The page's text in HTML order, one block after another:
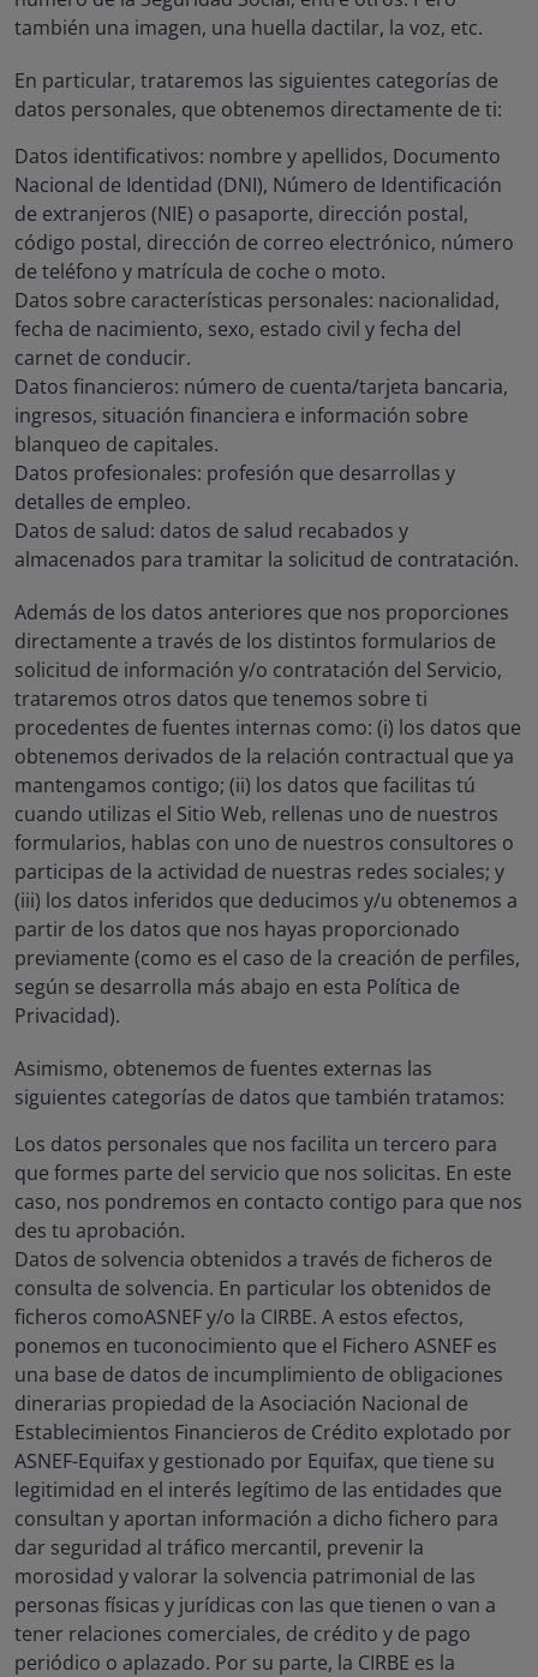
también una imagen, una huella dactilar, la voz, etc.
En particular, trataremos las siguientes categorías de
datos personales, que obtenemos directamente de ti:
Datos identificativos: nombre y apellidos, Documento
Nacional de Identidad (DNI), Número de Identificación
de extranjeros (NIE) o pasaporte, dirección postal,
código postal, dirección de correo electrónico, número
de teléfono y matrícula de coche o moto.
Datos sobre características personales: nacionalidad,
fecha de nacimiento, sexo, estado civil y fecha del
carnet de conducir.
Datos financieros: número de cuenta/tarjeta bancaria,
ingresos, situación financiera e información sobre
blanqueo de capitales.
Datos profesionales: profesión que desarrollas y
detalles de empleo.
Datos de salud: datos de salud recabados y
almacenados para tramitar la solicitud de contratación.
Además de los datos anteriores que nos proporciones
directamente a través de los distintos formularios de
solicitud de información y/o contratación del Servicio,
trataremos otros datos que tenemos sobre ti
procedentes de fuentes internas como: (i) los datos que
obtenemos derivados de la relación contractual que ya
mantengamos contigo; (ii) los datos que facilitas tú
cuando utilizas el Sitio Web, rellenas uno de nuestros
formularios, hablas con uno de nuestros consultores o
participas de la actividad de nuestras redes sociales; y
(iii) los datos inferidos que deducimos y/u obtenemos a
partir de los datos que nos hayas proporcionado
previamente (como es el caso de la creación de perfiles,
según se desarrolla más abajo en esta Política de
Privacidad).
Asimismo, obtenemos de fuentes externas las
siguientes categorías de datos que también tratamos:
Los datos personales que nos facilita un tercero para
que formes parte del servicio que nos solicitas. En este
caso, nos pondremos en contacto contigo para que nos
des tu aprobación.
Datos de solvencia obtenidos a través de ficheros de
consulta de solvencia. En particular los obtenidos de
ficheros comoASNEF y/o la CIRBE. A estos efectos,
ponemos en tuconocimiento que el Fichero ASNEF es
una base de datos de incumplimiento de obligaciones
dinerarias propiedad de la Asociación Nacional de
Establecimientos Financieros de Crédito explotado por
ASNEF-Equifax y gestionado por Equifax, que tiene su
legitimidad en el interés legítimo de las entidades que
consultan y aportan información a dicho fichero para
dar seguridad al tráfico mercantil, prevenir la
morosidad y valorar la solvencia patrimonial de las
personas físicas y jurídicas con las que tienen o van a
tener relaciones comerciales, de crédito y de pago
periódico o aplazado. Por su parte, la CIRBE es la